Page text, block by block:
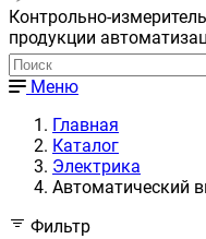
Контрольно-
продукции
Меню
Главная
Каталог
Электрика
Автоматический
Фильтр